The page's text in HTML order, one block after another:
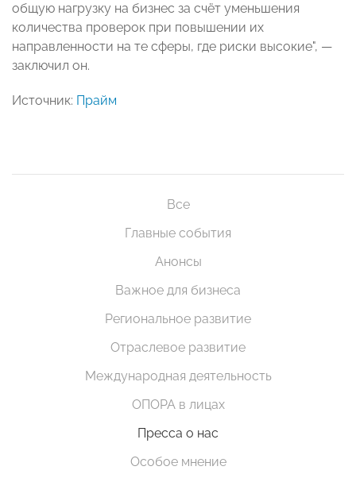
общую нагрузку на бизнес за счёт уменьшения
количества проверок при повышении их
направленности на те сферы, где риски высокие", —
заключил он.
Источник: Прайм
Все
Главные события
Анонсы
Важное для бизнеса
Региональное развитие
Отраслевое развитие
Международная деятельность
ОПОРА в лицах
Пресса о нас
Особое мнение